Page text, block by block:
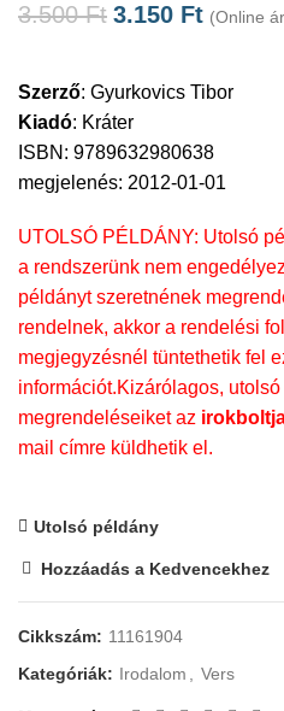
3.500Ft 3.150 Ft (Online
Szerző: Gyurkovics Tibor
Kiadó: Kráter
ISBN: 9789632980638
megjelenés: 2012-01-01
UTOLSÓ PÉLDÁNY: Utolsó
a rendszerünk nem
példányt szeretnének
rendelnek, akkor a rendelési
megjegyzésnél tüntethetik fel
információt.Kizárólagos,
megrendeléseiket az
mail címre küldhetik el.
Utolsó példány
Hozzáadás a Kedvencekhez
Cikkszám: 11161904
Kategóriák: Irodalom Vers